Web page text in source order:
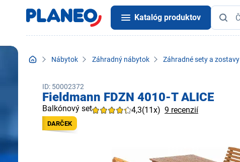
Katalóg produktov
Nábytok Záhradný nábytok Záhradné sety a zostavy
ID: 50002372
Fieldmann FDZN 4010-T ALICE
Balkónový set 4,3(11x) 9 recenzií
DARČEK